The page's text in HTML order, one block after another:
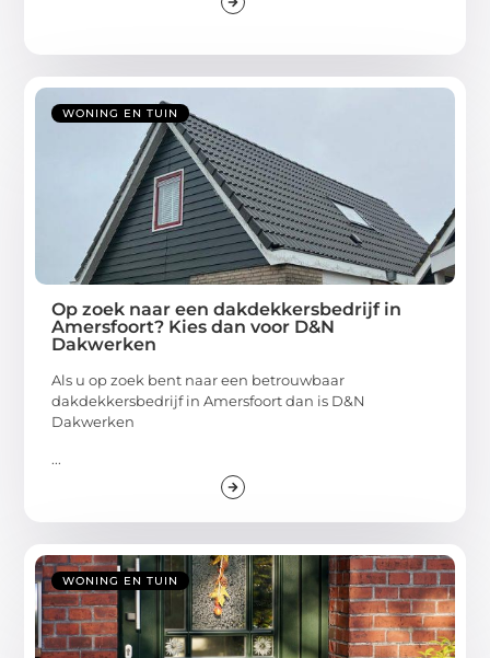
WONING EN TUIN
Op zoek naar een dakdekkersbedrijf in
Amersfoort? Kies dan voor D&N
Dakwerken
Als u op zoek bent naar een betrouwbaar
dakdekkersbedrijf in Amersfoort dan is D&N
Dakwerken
...
WONING EN TUIN